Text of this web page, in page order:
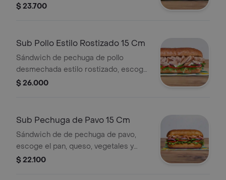
mayonesa, escoge el pan, queso,
$ 23.700
Sub Pollo Estilo Rostizado 15 Cm
Sándwich de pechuga de pollo
desmechada estilo rostizado, escoge
el pan, queso, vegetales y salsas que
$ 26.000
Sub Pechuga de Pavo 15 Cm
Sándwich de de pechuga de pavo,
escoge el pan, queso, vegetales y
salsas que prefieras.
$ 22.100